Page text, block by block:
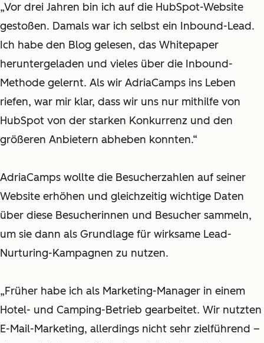
„Vor drei Jahren bin ich auf die HubSpot-Website
gestoßen. Damals war ich selbst ein Inbound-Lead.
Ich habe den Blog gelesen, das Whitepaper
heruntergeladen und vieles über die Inbound-
Methode gelernt. Als wir AdriaCamps ins Leben
riefen, war mir klar, dass wir uns nur mithilfe von
HubSpot von der starken Konkurrenz und den
größeren Anbietern abheben konnten.“
AdriaCamps wollte die Besucherzahlen auf seiner
Website erhöhen und gleichzeitig wichtige Daten
über diese Besucherinnen und Besucher sammeln,
um sie dann als Grundlage für wirksame Lead-
Nurturing-Kampagnen zu nutzen.
„Früher habe ich als Marketing-Manager in einem
Hotel- und Camping-Betrieb gearbeitet. Wir nutzten
E-Mail-Marketing, allerdings nicht sehr zielführend –